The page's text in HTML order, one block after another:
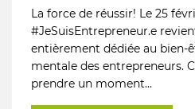
La force de réussir! Le 25
#JeSuisEntrepreneur.e
entièrement dédiée au bien-
mentale des entrepreneurs.
prendre un moment...